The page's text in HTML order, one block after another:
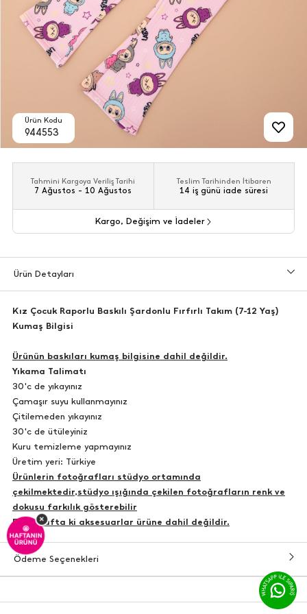
Ürün Kodu
944553
Tahmini Kargoya Veriliş Tarihi
7 Ağustos - 10 Ağustos
Teslim Tarihinden İtibaren
14 iş günü iade süresi
Kargo, Değişim ve İadeler
Ürün Detayları
Kız Çocuk Raporlu Baskılı Şardonlu Fırfırlı Takım (7-12 Yaş)
Kumaş Bilgisi
Ürünün baskıları kumaş bilgisine dahil değildir.
Yıkama Talimatı
30'c de yıkayınız
Çamaşır suyu kullanmayınız
Çitilemeden yıkayınız
30'c de ütüleyiniz
Kuru temizleme yapmayınız
Üretim yeri: Türkiye
Ürünlerin fotoğrafları stüdyo ortamında
çekilmektedir,stüdyo ışığında çekilen fotoğrafların renk ve
dokusu farkılık gösterebilir
Fotoğrafta ki aksesuarlar ürüne dahil değildir.
Ödeme Seçenekleri
🤩
HAFTANIN
ÜRÜNÜ
×